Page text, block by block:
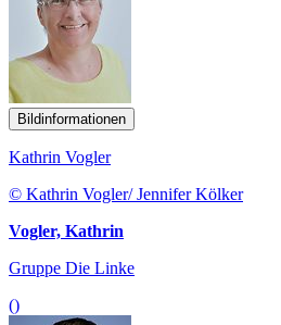
Bildinformationen
Kathrin Vogler
© Kathrin Vogler/ Jennifer Kölker
Vogler, Kathrin
Gruppe Die Linke
()